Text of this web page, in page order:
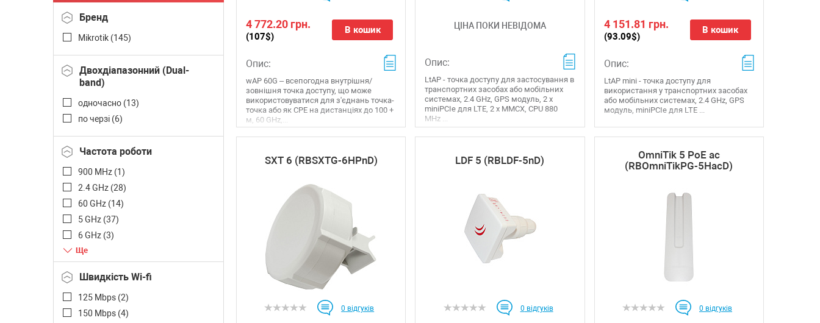
Бренд
Mikrotik (145)
Двохдіапазонний (Dual-
band)
одночасно (13)
по черзі (6)
Частота роботи
900 MHz (1)
2.4 GHz (28)
60 GHz (14)
5 GHz (37)
6 GHz (3)
60 GHz (
33)
2.4 GHz/5GHz/5GHz
(тридіапазонний) (
Швидкість Wi-fi
125 Mbps (2)
150 Mbps (4)
4 772.20 грн.
(107$)
В кошик
Опис:
wAP 60G – всепогодна внутрішня/
зовнішня точка доступу, що може
використовуватися для з'єднань точка-
точка або як CPE на дистанціях до 100 +
м, 60 GHz,...
ЦІНА ПОКИ НЕВІДОМА
Опис:
LtAP - точка доступу для застосування в
транспортних засобах або мобільних
системах, 2.4 GHz, GPS модуль, 2 x
miniPCIe для LTE, 2 x MMCX, CPU 880
MHz ...
4 151.81 грн.
(93.09$)
В кошик
Опис:
LtAP mini - точка доступу для
використання у транспортних засобах
або мобільних системах, 2.4 GHz, GPS
модуль, miniPCIe для LTE ...
SXT 6 (RBSXTG-6HPnD)
0 відгуків
LDF 5 (RBLDF-5nD)
0 відгуків
OmniTik 5 PoE ac
(RBOmniTikPG-5HacD)
0 відгуків